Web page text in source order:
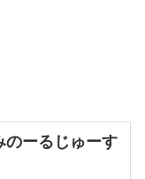
ーるじゅーす